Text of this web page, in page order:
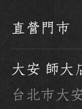
直營門市
大安 師大
台北市大